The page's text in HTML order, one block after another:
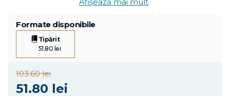
Formate disponibile
Tipărit
51.80 lei
103.60 lei
51.80 lei